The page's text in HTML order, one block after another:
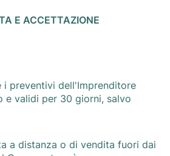
E ACCETTAZIONE
i preventivi dell'Imprenditore
e validi per 30 giorni, salvo
a distanza o di vendita fuori dai